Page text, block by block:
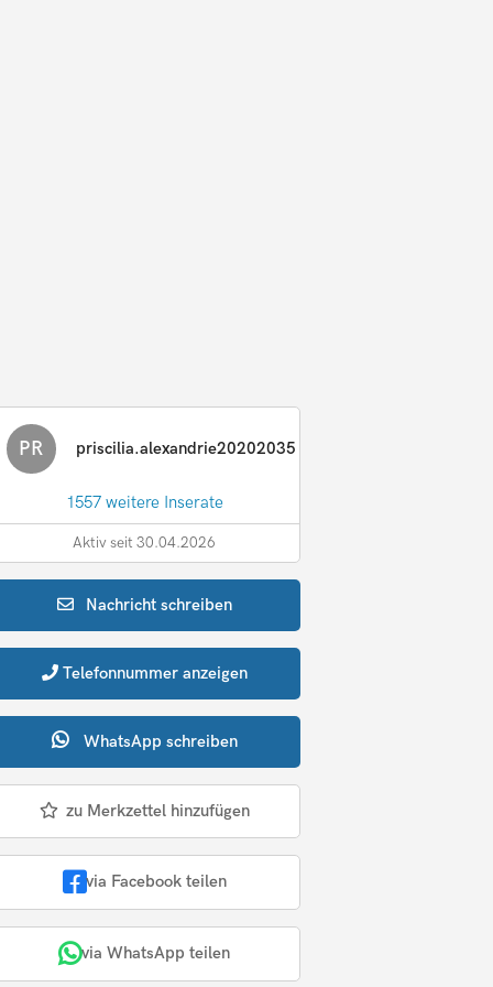
PR priscilia.alexandrie20202035
1557 weitere Inserate
Aktiv seit 30.04.2026
Nachrichtschreiben
Telefonnummer anzeigen
WhatsApp schreiben
zu Merkzettel hinzufügen
via Facebook teilen
via WhatsApp teilen